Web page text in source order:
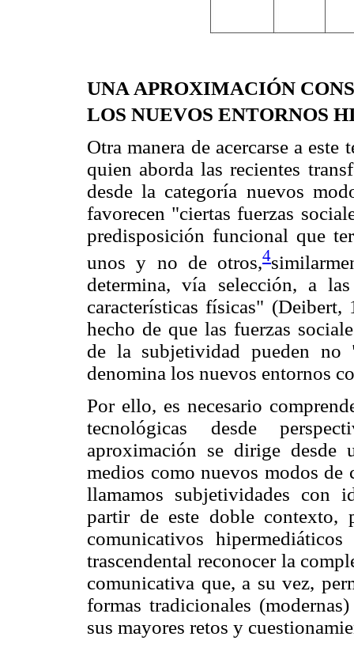
UNA APROXIMACIÓN
LOS NUEVOS ENTORNOS
Otra manera de acercarse a
quien aborda las recientes
desde la categoría nuevos
favorecen "ciertas fuerzas
predisposición funcional que
unos y no de otros,4
determina, vía selección, a
características físicas"
hecho de que las fuerzas
de la subjetividad pueden
denomina los nuevos entornos
Por ello, es necesario
tecnológicas desde
aproximación se dirige desde
medios como nuevos modos
llamamos subjetividades con
partir de este doble contexto,
comunicativos
trascendental reconocer la
comunicativa que, a su vez,
formas tradicionales
sus mayores retos y